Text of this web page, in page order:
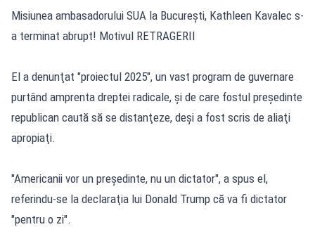
Misiunea ambasadorului SUA la București, Kathleen Kavalec s-
a terminat abrupt! Motivul RETRAGERII
El a denunţat "proiectul 2025", un vast program de guvernare
purtând amprenta dreptei radicale, şi de care fostul preşedinte
republican caută să se distanţeze, deşi a fost scris de aliaţi
apropiaţi.
"Americanii vor un preşedinte, nu un dictator", a spus el,
referindu-se la declaraţia lui Donald Trump că va fi dictator
"pentru o zi".